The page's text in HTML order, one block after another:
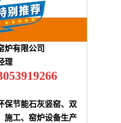
炉有限公司
理
保节能石灰竖窑、双
施工、窑炉设备生产